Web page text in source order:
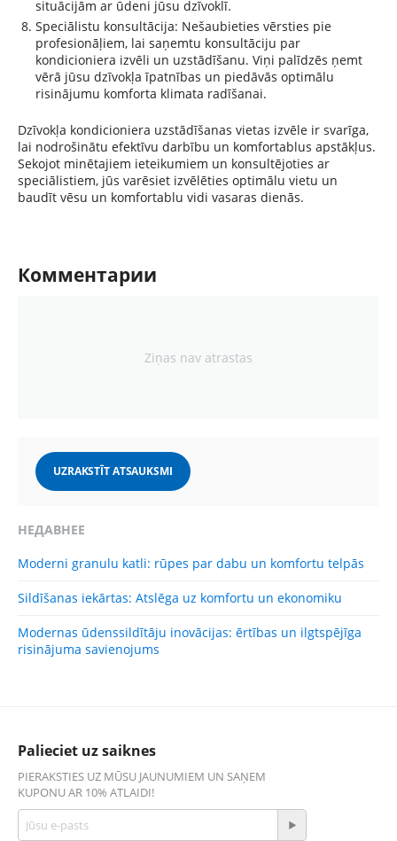
situācijām ar ūdeni jūsu dzīvoklī.
Speciālistu konsultācija: Nešaubieties vērsties pie
profesionāļiem, lai saņemtu konsultāciju par
kondicioniera izvēli un uzstādīšanu. Viņi palīdzēs ņemt
vērā jūsu dzīvokļa īpatnības un piedāvās optimālu
risinājumu komforta klimata radīšanai.
Dzīvokļa kondicioniera uzstādīšanas vietas izvēle ir svarīga,
lai nodrošinātu efektīvu darbību un komfortablus apstākļus.
Sekojot minētajiem ieteikumiem un konsultējoties ar
speciālistiem, jūs varēsiet izvēlēties optimālu vietu un
baudīt vēsu un komfortablu vidi vasaras dienās.
Комментарии
Ziņas nav atrastas
UZRAKSTĪT ATSAUKSMI
НЕДАВНЕЕ
Moderni granulu katli: rūpes par dabu un komfortu telpās
Sildīšanas iekārtas: Atslēga uz komfortu un ekonomiku
Modernas ūdenssildītāju inovācijas: ērtības un ilgtspējīga
risinājuma savienojums
Palieciet uz saiknes
PIERAKSTIES UZ MŪSU JAUNUMIEM UN SAŅEM
KUPONU AR 10% ATLAIDI!